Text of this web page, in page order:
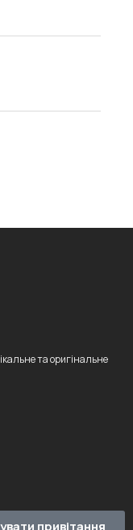
та оригінальне
привітання